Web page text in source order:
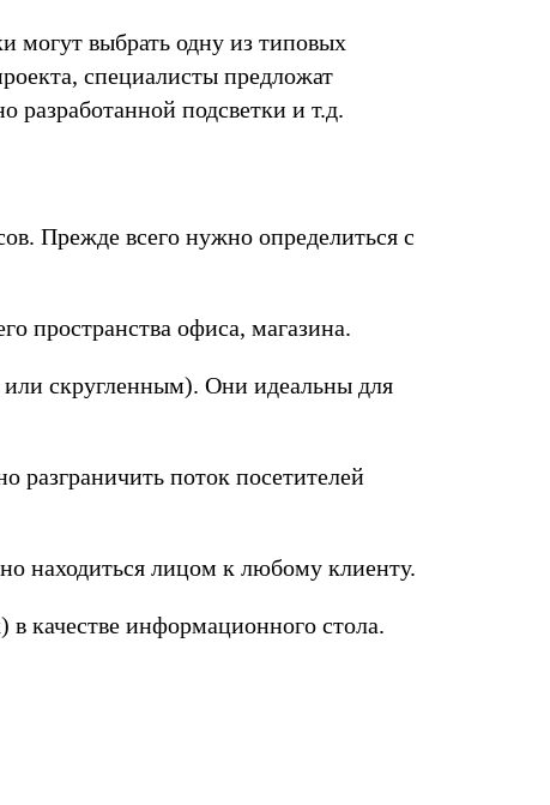
могут выбрать одну из типовых
специалисты предложат
разработанной подсветки и т.д.
Прежде всего нужно определиться с
пространства офиса, магазина.
скругленным). Они идеальны для
разграничить поток посетителей
находиться лицом к любому клиенту.
качестве информационного стола.